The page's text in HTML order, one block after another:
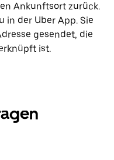
Ankunftsort zurück.
in der Uber App. Sie
gesendet, die
ist.